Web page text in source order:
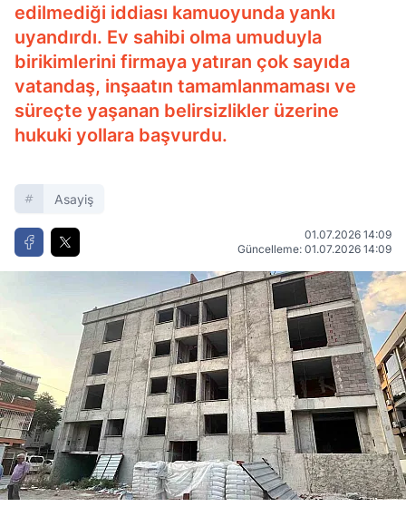
edilmediği iddiası kamuoyunda yankı
uyandırdı. Ev sahibi olma umuduyla
birikimlerini firmaya yatıran çok sayıda
vatandaş, inşaatın tamamlanmaması ve
süreçte yaşanan belirsizlikler üzerine
hukuki yollara başvurdu.
Asayiş
01.07.2026 14:09
Güncelleme: 01.07.2026 14:09